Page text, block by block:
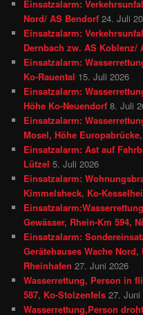
Einsatzalarm:
Nord/ AS Bendorf 24. Juli
Einsatzalarm:
Dernbach zw. AS Koblenz/
Einsatzalarm:
Ko-Rauental 15. Juli 2026
Einsatzalarm:
Höhe Ko-Neuendorf 8. Juli
Einsatzalarm:
Mosel, Höhe
Einsatzalarm: Ast auf
Lützel 5. Juli 2026
Einsatzalarm:
Kimmelsheck, Ko-
Gewässer, Rhein-Km 594,
Einsatzalarm:
Gerätehauses Wache
Rheinhafen 27. Juni 2026
Wasserrettung, Person in
587, Ko-Stolzenfels 27. Juni
Wasserrettung,Person